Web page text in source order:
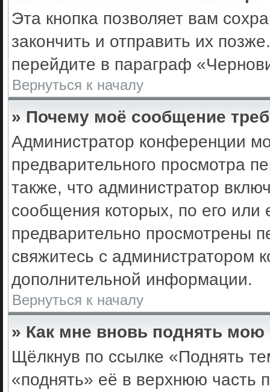
Эта кнопка позволяет вам
закончить и отправить их
перейдите в параграф
Вернуться к началу
» Почему моё сообщение
Администратор конференции
предварительного просмотра
также, что администратор
сообщения которых, по его
предварительно просмотрены
свяжитесь с администратором
дополнительной информации.
Вернуться к началу
» Как мне вновь поднять мою
Щёлкнув по ссылке «Поднять
«поднять» её в верхнюю часть